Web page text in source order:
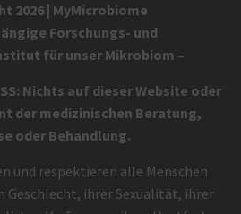
2026 | MyMicrobiome
Forschungs- und
für unser Mikrobiom –
Nichts auf dieser Website oder
der medizinischen Beratung,
oder Behandlung.
und respektieren alle Menschen
Geschlecht, ihrer Sexualität, ihrer